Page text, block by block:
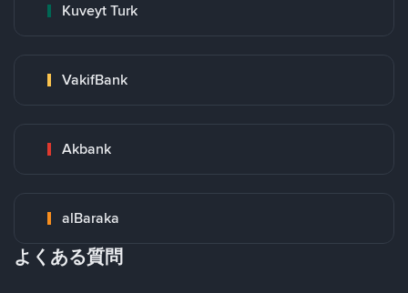
Kuveyt Turk
VakifBank
Akbank
alBaraka
よくある質問